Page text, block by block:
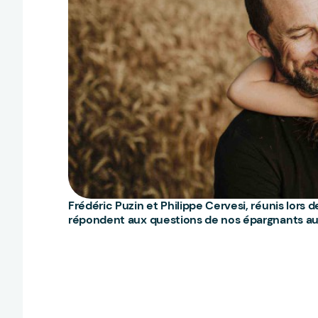
Frédéric Puzin et Philippe Cervesi, réunis lors
répondent aux questions de nos épargnants